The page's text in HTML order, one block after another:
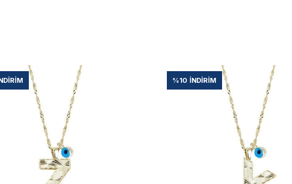
%10 İNDIRIM